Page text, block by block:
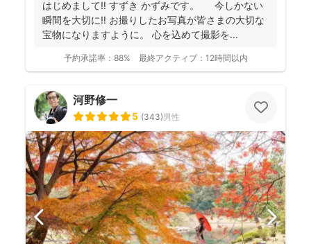
はじめまして‼︎ すずき かずみです。 今しかない
瞬間を大切に‼︎ お撮りしたお写真が皆さまの大切な
宝物になりますように。 心を込めて撮影を...
予約承諾率： 88% 最終アクティブ： 12時間以内
河野修一
5 (343)男性